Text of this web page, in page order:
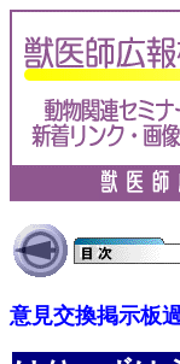
意見交換掲示板